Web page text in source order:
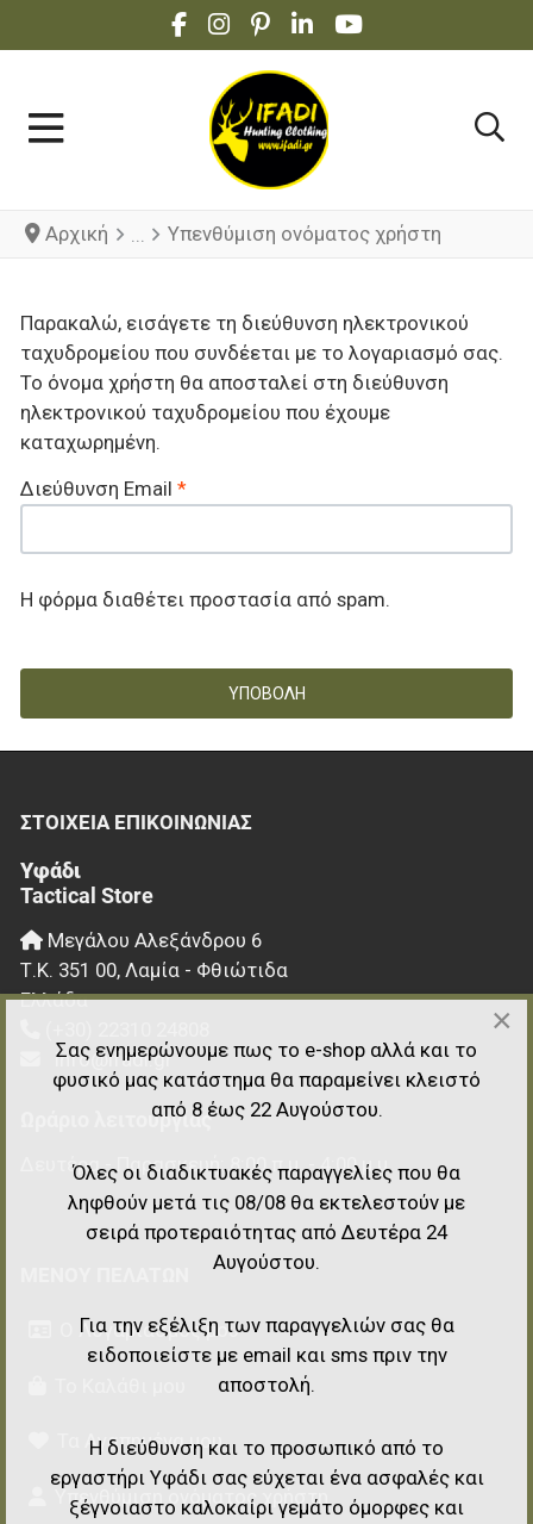
FACEBOOK SOCIAL LINK
INSTAGRAM SOCIAL LINK
PINTEREST SOCIAL LINK
LINKEDIN SOCIAL LINK
YOUTUBE SOCIAL
Αρχική Υπενθύμιση ονόματος χρήστη
Παρακαλώ, εισάγετε τη διεύθυνση ηλεκτρονικού
ταχυδρομείου που συνδέεται με το λογαριασμό σας.
Το όνομα χρήστη θα αποσταλεί στη διεύθυνση
ηλεκτρονικού ταχυδρομείου που έχουμε
καταχωρημένη.
Διεύθυνση Email *
Η φόρμα διαθέτει προστασία από spam.
ΥΠΟΒΟΛΉ
ΣΤΟΙΧΕΊΑ EΠΙΚΟΙΝΩΝΊΑΣ
Υφάδι
Tactical Store
Μεγάλου Αλεξάνδρου 6
Τ.Κ. 351 00, Λαμία - Φθιώτιδα
Ελλάδα
info@ifadi.gr
Ωράριο λειτουργίας
Δευτέρα - Παρασκευή: 8:00 π.μ. - 4:00 μ.μ.
Ο Λογαριασμός μου
Τα Αγαπημένα μου
Υπενθύμιση ονόματος χρήστη
×
Σας ενημερώνουμε πως το e-shop αλλά και το
φυσικό μας κατάστημα θα παραμείνει κλειστό
από 8 έως 22 Αυγούστου.
Όλες οι διαδικτυακές παραγγελίες που θα
ληφθούν μετά τις 08/08 θα εκτελεστούν με
σειρά προτεραιότητας από Δευτέρα 24
Αυγούστου.
Για την εξέλιξη των παραγγελιών σας θα
ειδοποιείστε με email και sms πριν την
αποστολή.
Η διεύθυνση και το προσωπικό από το
εργαστήρι Υφάδι σας εύχεται ένα ασφαλές και
ξέγνοιαστο καλοκαίρι γεμάτο όμορφες και